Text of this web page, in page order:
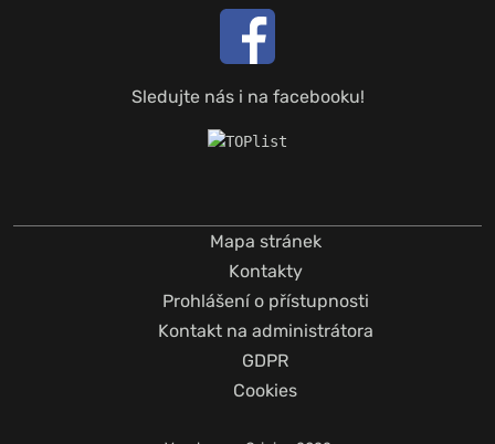
Sledujte nás i na facebooku!
Mapa stránek
Kontakty
Prohlášení o přístupnosti
Kontakt na administrátora
GDPR
Cookies